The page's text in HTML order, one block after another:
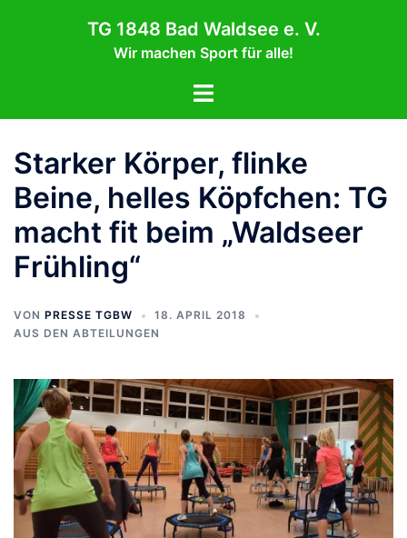
TG 1848 Bad Waldsee e. V.
Wir machen Sport für alle!
Menü
Starker Körper, flinke
Beine, helles Köpfchen: TG
macht fit beim „Waldseer
Frühling“
VON PRESSE TGBW
18. APRIL 2018
AUS DEN ABTEILUNGEN